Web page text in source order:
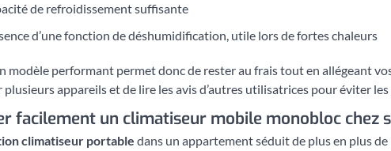
de refroidissement suffisante
d’une fonction de déshumidification, utile lors de fortes chaleurs
modèle performant permet donc de rester au frais tout en allégeant
plusieurs appareils et de lire les avis d’autres utilisatrices pour éviter
facilement un climatiseur mobile monobloc chez
climatiseur portable dans un appartement séduit de plus en plus